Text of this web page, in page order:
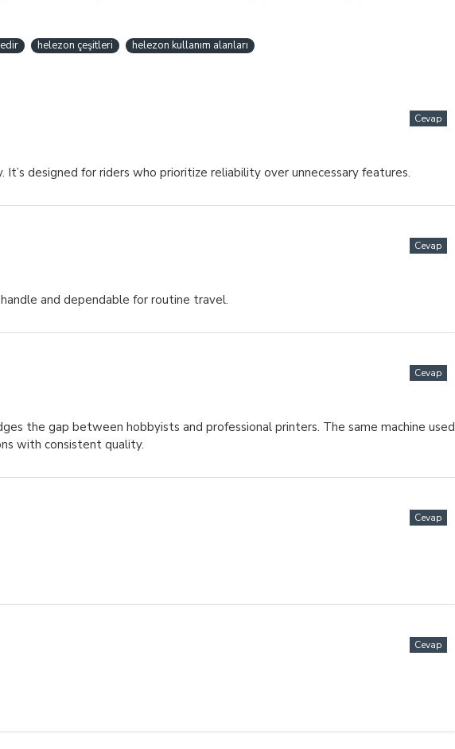
helezon çeşitleri helezon kullanım alanları
Cevap
designed for riders who prioritize reliability over unnecessary features.
Cevap
and dependable for routine travel.
Cevap
the gap between hobbyists and professional printers. The same machine used
with consistent quality.
Cevap
Cevap